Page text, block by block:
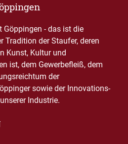
Göppingen - das ist die
Tradition der Staufer, deren
Kunst, Kultur und
ist, dem Gewerbefleiß, dem
der
sowie der Innovations-
Industrie.